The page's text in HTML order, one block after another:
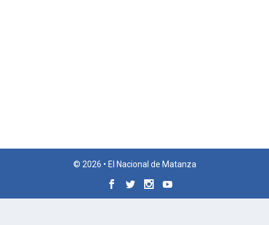
© 2026 • El Nacional de Matanza